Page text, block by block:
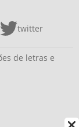
twitter
de letras e